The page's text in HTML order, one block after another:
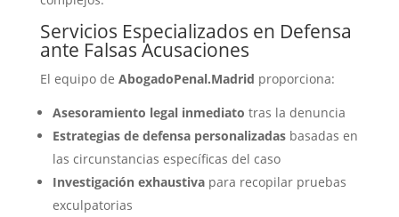
Servicios Especializados en Defensa
ante Falsas Acusaciones
El equipo de AbogadoPenal.Madrid proporciona:
Asesoramiento legal inmediato tras la denuncia
Estrategias de defensa personalizadasbasadas en
las circunstancias específicas del caso
Investigación exhaustivapara recopilar pruebas
exculpatorias